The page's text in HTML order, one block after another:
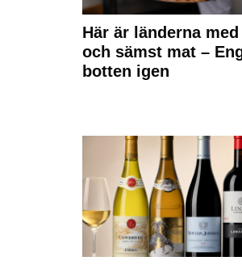
Här är länderna
och sämst mat –
botten igen